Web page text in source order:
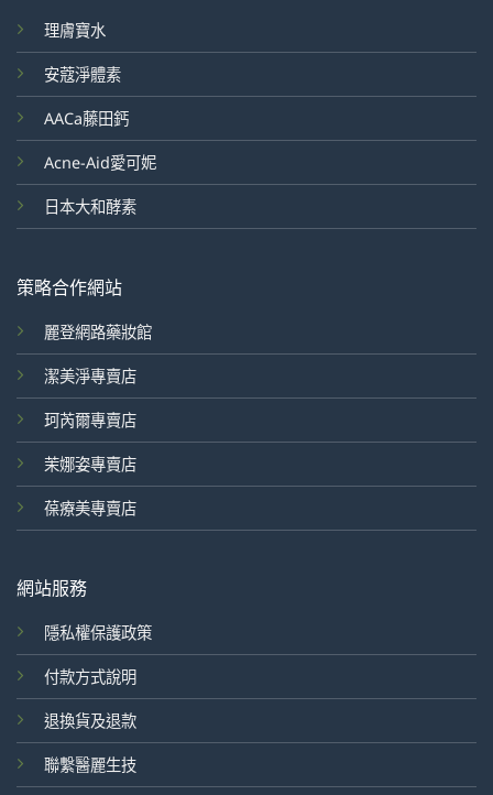
理膚寶水
安蔻淨體素
AACa藤田鈣
Acne-Aid愛可妮
日本大和酵素
策略合作網站
麗登網路藥妝館
潔美淨專賣店
珂芮爾專賣店
茉娜姿專賣店
葆療美專賣店
網站服務
隱私權保護政策
付款方式說明
退換貨及退款
聯繫醫麗生技